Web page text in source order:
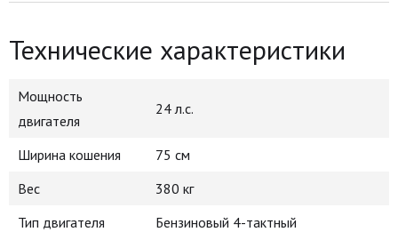
Технические характеристики
Мощность
двигателя
24 л.с.
Ширина кошения
75 см
Вес
380 кг
Тип двигателя
Бензиновый 4-тактный